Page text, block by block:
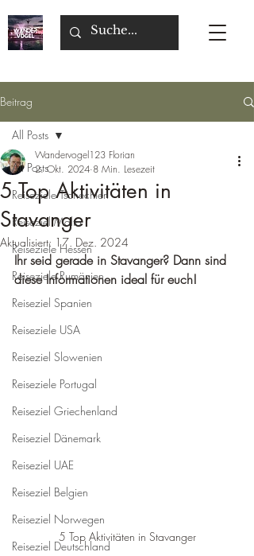
Beitrag
All Posts
Reiseziele Tschechien
Reiseziel Malta
Reiseziele Hessen
Reiseziele Rumänien
Reiseziel Spanien
Reiseziele USA
Reiseziel Slowenien
Reiseziele Portugal
Reiseziel Griechenland
Reiseziel Dänemark
Reiseziel UAE
Reiseziel Belgien
Reiseziel Norwegen
Reiseziel Deutschland
All Posts
5 Top Aktivitäten in
Stavanger
Wandervogel123 Florian
2. Okt. 2024 8 Min. Lesezeit
Aktualisiert: 17. Dez. 2024
Ihr seid gerade in Stavanger? Dann sind
diese Informationen ideal für euch!
5 Top Aktivitäten in Stavanger